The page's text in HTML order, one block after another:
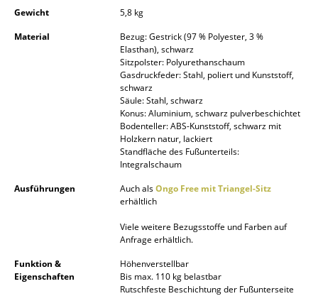
Einzelteile
... alle Aufbewahrungsmöbel
Hängeleuchten & Deckenleuchten
Schreibtischleuchten
Stehleuchten & Leseleuchten
Outdoor-Leuchten
Gewicht
5,8 kg
Material
Bezug: Gestrick (97 % Polyester, 3 %
Elasthan), schwarz
Sitzpolster: Polyurethanschaum
Gasdruckfeder: Stahl, poliert und Kunststoff,
schwarz
Säule: Stahl, schwarz
Konus: Aluminium, schwarz pulverbeschichtet
Bodenteller: ABS-Kunststoff, schwarz mit
Holzkern natur, lackiert
Standfläche des Fußunterteils:
Integralschaum
Ausführungen
Auch alsOngo Free mit Triangel-Sitz
erhältlich
Viele weitere Bezugsstoffe und Farben auf
Anfrage erhältlich.
Funktion &
Eigenschaften
Höhenverstellbar
Bis max. 110 kg belastbar
Rutschfeste Beschichtung der Fußunterseite